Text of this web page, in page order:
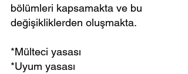
bölümleri kapsamakta ve bu
değişikliklerden oluşmakta.
*Mülteci yasası
*Uyum yasası